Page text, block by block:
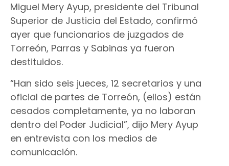
Miguel Mery Ayup, presidente del Tribunal
Superior de Justicia del Estado, confirmó
ayer que funcionarios de juzgados de
Torreón, Parras y Sabinas ya fueron
destituidos.
“Han sido seis jueces, 12 secretarios y una
oficial de partes de Torreón, (ellos) están
cesados completamente, ya no laboran
dentro del Poder Judicial”, dijo Mery Ayup
en entrevista con los medios de
comunicación.